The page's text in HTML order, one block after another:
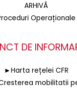
ARHIVĂ
Operaționale
DE
►Harta rețelei CFR
mobilitatii